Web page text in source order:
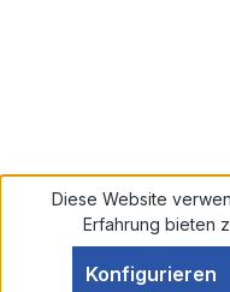
Diese Website
Erfahrung bieten
Konfigurieren